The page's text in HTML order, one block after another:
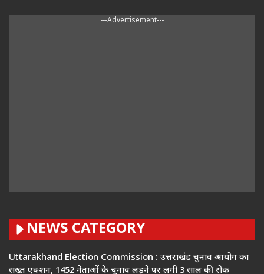
---Advertisement---
NEWS CATEGORY
Uttarakhand Election Commission : उत्तराखंड चुनाव आयोग का
सख्त एक्शन, 1452 नेताओं के चुनाव लड़ने पर लगी 3 साल की रोक